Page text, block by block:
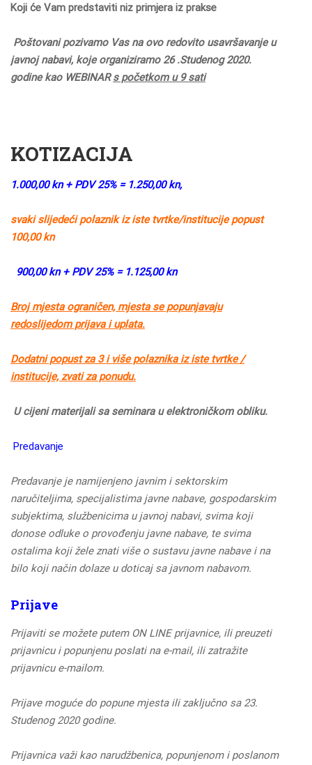
Koji će Vam predstaviti niz primjera iz prakse
Poštovani pozivamo Vas na ovo redovito usavršavanje u
javnoj nabavi, koje organiziramo 26 .Studenog 2020.
godine kao WEBINARs početkom u 9 sati
KOTIZACIJA
1.000,00 kn + PDV 25% = 1.250,00 kn,
svaki slijedeći polaznik iz iste tvrtke/institucije popust
100,00 kn
900,00 kn + PDV 25% = 1.125,00 kn
Broj mjesta ograničen, mjesta se popunjavaju
redoslijedom prijava i uplata.
Dodatni popust za 3 i više polaznika iz iste tvrtke /
institucije, zvati za ponudu.
U cijeni materijali sa seminara u elektroničkom obliku.
Predavanje
Predavanje je namijenjeno javnim i sektorskim
naručiteljima, specijalistima javne nabave, gospodarskim
subjektima, službenicima u javnoj nabavi, svima koji
donose odluke o provođenju javne nabave, te svima
ostalima koji žele znati više o sustavu javne nabave i na
bilo koji način dolaze u doticaj sa javnom nabavom.
Prijave
Prijaviti se možete putem ON LINE prijavnice, ili preuzeti
prijavnicu i popunjenu poslati na e-mail, ili zatražite
prijavnicu e-mailom.
Prijave moguće do popune mjesta ili zaključno sa 23.
Studenog 2020 godine.
Prijavnica važi kao narudžbenica, popunjenom i poslanom